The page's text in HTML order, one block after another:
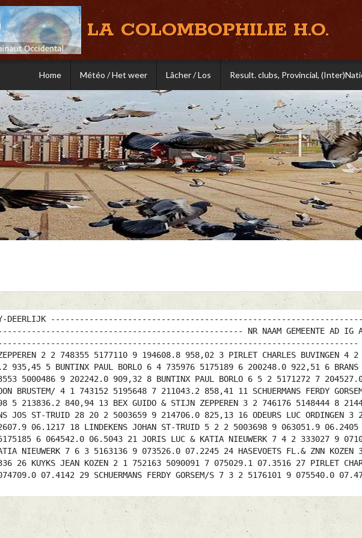
LA COLOMBOPHILIE H.O.
Home Météo / Het weer Lâcher / Los Result. clubs, Provincial,
DEERLIJK
NR NAAM GEMEENTE AD IG AFSTAND
---------------------------------------------------------------------------- 1
2 2 748355 5177110 9 194608.8 958,02 3 PIRLET CHARLES BUVINGEN 4
935,45 5 BUNTINX PAUL BORLO 6 4 735976 5175189 6 200248.0 922,51 6
5000486 9 202242.0 909,32 8 BUNTINX PAUL BORLO 6 5 2 5171272 7
BRUSTEM/ 4 1 743152 5195648 7 211043.2 858,41 11 SCHUERMANS FERDY
5 213836.2 840,94 13 BEX GUIDO & STIJN ZEPPEREN 3 2 746176 5148444 8
JOS ST-TRUID 28 20 2 5003659 9 214706.0 825,13 16 ODEURS LUC ORDINGEN
06.1217 18 LINDEKENS JOHAN ST-TRUID 5 2 2 5003698 9 063051.9
6 064542.0 06.5043 21 JORIS LUC & KATIA NIEUWERK 7 4 2 333027 9
NIEUWERK 7 6 3 5163136 9 073526.0 07.2245 24 HASEVOETS FL.& ZNN
26 KUYKS JEAN KOZEN 2 1 752163 5090091 7 075029.1 07.3516 27 PIRLET
074709.0 07.4142 29 SCHUERMANS FERDY GORSEM/S 7 3 2 5176101